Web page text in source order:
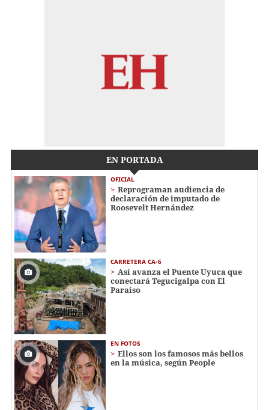
EN PORTADA
OFICIAL
Reprograman audiencia de
declaración de imputado de
Roosevelt Hernández
CARRETERA CA-6
Así avanza el Puente Uyuca que
conectará Tegucigalpa con El
Paraíso
EN FOTOS
Ellos son los famosos más bellos
en la música, según People